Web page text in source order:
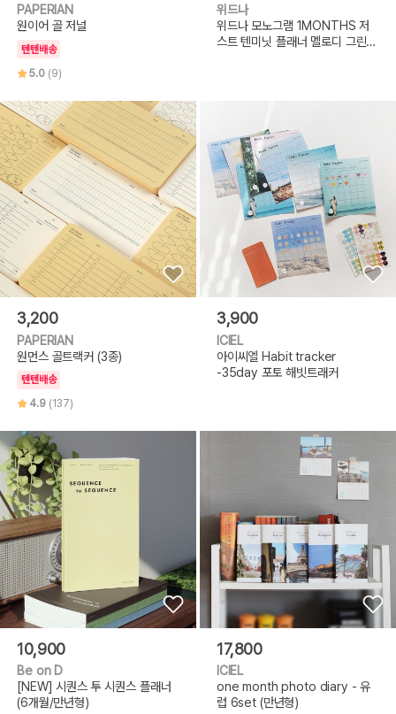
PAPERIAN
원이어 골 저널
텐텐배송
5.0 (9)
위드나
위드나 모노그램 1MONTHS 저
스트 텐미닛 플래너 멜로디 그린-
3,200
PAPERIAN
원먼스 골트랙커 (3종)
텐텐배송
4.9 (137)
3,900
ICIEL
아이씨엘 Habit tracker
-35day 포토 해빗트래커
10,900
Be on D
[NEW] 시퀀스 투 시퀀스 플래너
(6개월/만년형)
17,800
ICIEL
one month photo diary - 유
럽 6set (만년형)